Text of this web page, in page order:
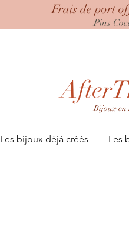
Frais de port
Pins
Bijoux en
Les bijoux déjà créés Les